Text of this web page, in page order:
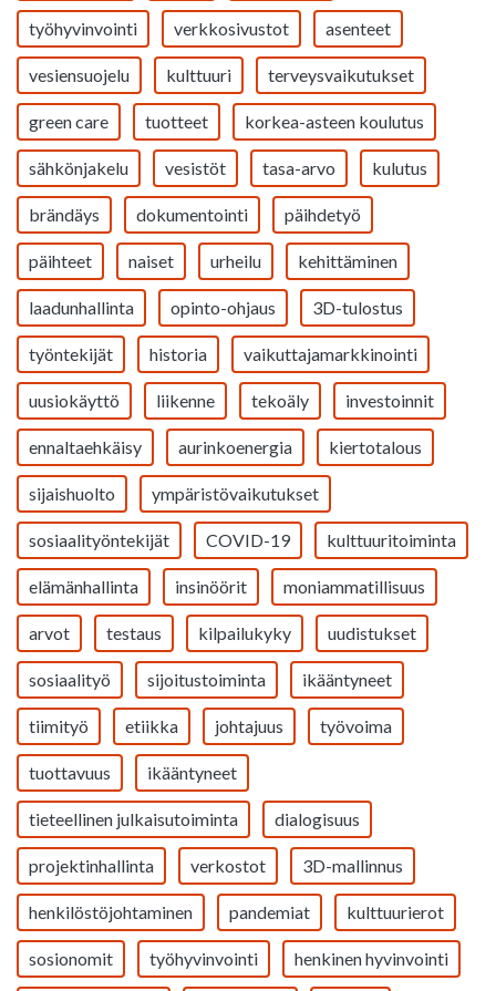
työhyvinvointi verkkosivustot asenteet
vesiensuojelu kulttuuri terveysvaikutukset
green care tuotteet korkea-asteen koulutus
sähkönjakelu vesistöt tasa-arvo kulutus
brändäys dokumentointi päihdetyö
päihteet naiset urheilu kehittäminen
laadunhallinta opinto-ohjaus 3D-tulostus
työntekijät historia vaikuttajamarkkinointi
uusiokäyttö liikenne tekoäly investoinnit
ennaltaehkäisy aurinkoenergia kiertotalous
sijaishuolto ympäristövaikutukset
sosiaalityöntekijät COVID-19 kulttuuritoiminta
elämänhallinta insinöörit moniammatillisuus
arvot testaus kilpailukyky uudistukset
sosiaalityö sijoitustoiminta ikääntyneet
tiimityö etiikka johtajuus työvoima
tuottavuus ikääntyneet
tieteellinen julkaisutoiminta dialogisuus
projektinhallinta verkostot 3D-mallinnus
henkilöstöjohtaminen pandemiat kulttuurierot
sosionomit työhyvinvointi henkinen hyvinvointi